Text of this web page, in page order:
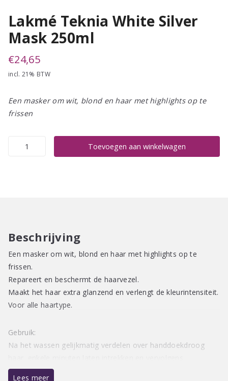
Lakmé Teknia White Silver
Mask 250ml
€24,65
incl. 21% BTW
Een masker om wit, blond en haar met highlights op te
frissen
Lakmé
Toevoegen aan winkelwagen
Beschrijving
Een masker om wit, blond en haar met highlights op te
frissen.
Repareert en beschermt de haarvezel.
Maakt het haar extra glanzend en verlengt de kleurintensiteit.
Voor alle haartype.
Gebruik:
Na het wassen gelijkmatig verdelen over handdoekdroog
uitspoelen.
Lees meer